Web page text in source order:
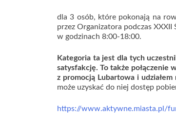
dla 3 osób, które pokonają na
przez Organizatora podczas XXXII
w godzinach 8:00-18:00.
Kategoria ta jest dla tych
satysfakcję. To także połączenie
z promocją Lubartowa i
może uzyskać do niej dostęp
https://www.aktywne.miasta.pl/